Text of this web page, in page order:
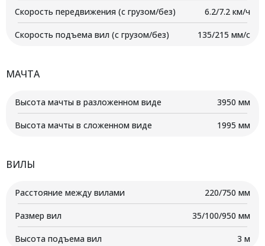
Скорость передвижения (с грузом/без) 6.2/7.2 км/ч
Скорость подъема вил (с грузом/без) 135/215 мм/с
МАЧТА
Высота мачты в разложенном виде 3950 мм
Высота мачты в сложенном виде 1995 мм
ВИЛЫ
Расстояние между вилами 220/750 мм
Размер вил 35/100/950 мм
Высота подъема вил 3 м